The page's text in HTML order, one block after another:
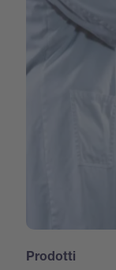
Prodotti